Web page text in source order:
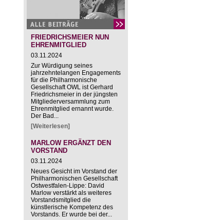
FRIEDRICHSMEIER NUN
EHRENMITGLIED
03.11.2024
Zur Würdigung seines
jahrzehntelangen Engagements
für die Philharmonische
Gesellschaft OWL ist Gerhard
Friedrichsmeier in der jüngsten
Mitgliederversammlung zum
Ehrenmitglied ernannt wurde.
Der Bad...
[Weiterlesen]
MARLOW ERGÄNZT DEN
VORSTAND
03.11.2024
Neues Gesicht im Vorstand der
Philharmonischen Gesellschaft
Ostwestfalen-Lippe: David
Marlow verstärkt als weiteres
Vorstandsmitglied die
künstlerische Kompetenz des
Vorstands. Er wurde bei der...